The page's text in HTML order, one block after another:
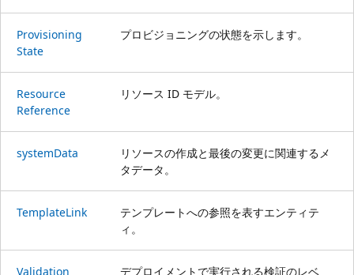
Provisioning
State
プロビジョニングの状態を示します。
Resource
Reference
リソース ID モデル。
systemData
リソースの作成と最後の変更に関連するメ
タデータ。
TemplateLink
テンプレートへの参照を表すエンティテ
ィ。
Validation
デプロイメントで実行される検証のレベ